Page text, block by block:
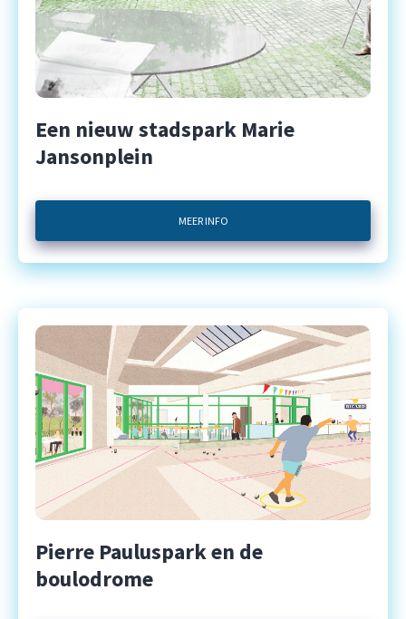
Een nieuw stadspark Marie
Jansonplein
MEER INFO
Pierre Pauluspark en de
boulodrome